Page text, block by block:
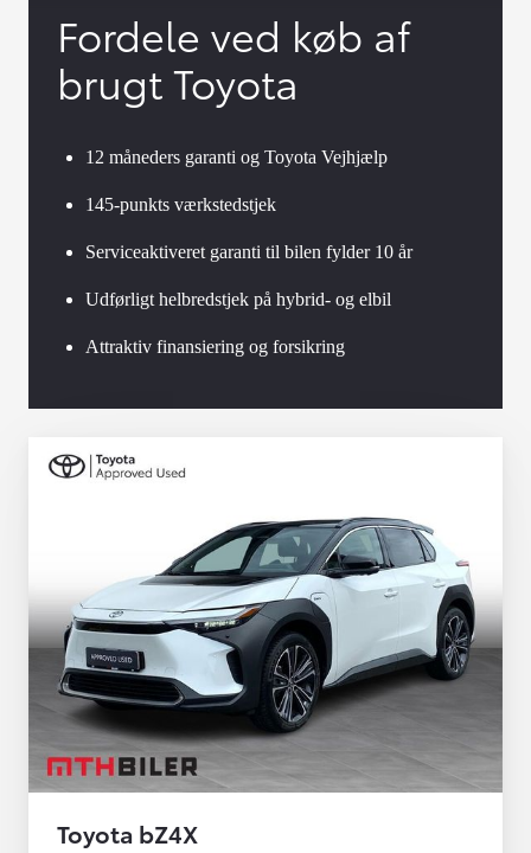
Fordele ved køb af
brugt Toyota
12 måneders garanti og Toyota Vejhjælp
145-punkts værkstedstjek
Serviceaktiveret garanti til bilen fylder 10 år
Udførligt helbredstjek på hybrid- og elbil
Attraktiv finansiering og forsikring
Toyota bZ4X